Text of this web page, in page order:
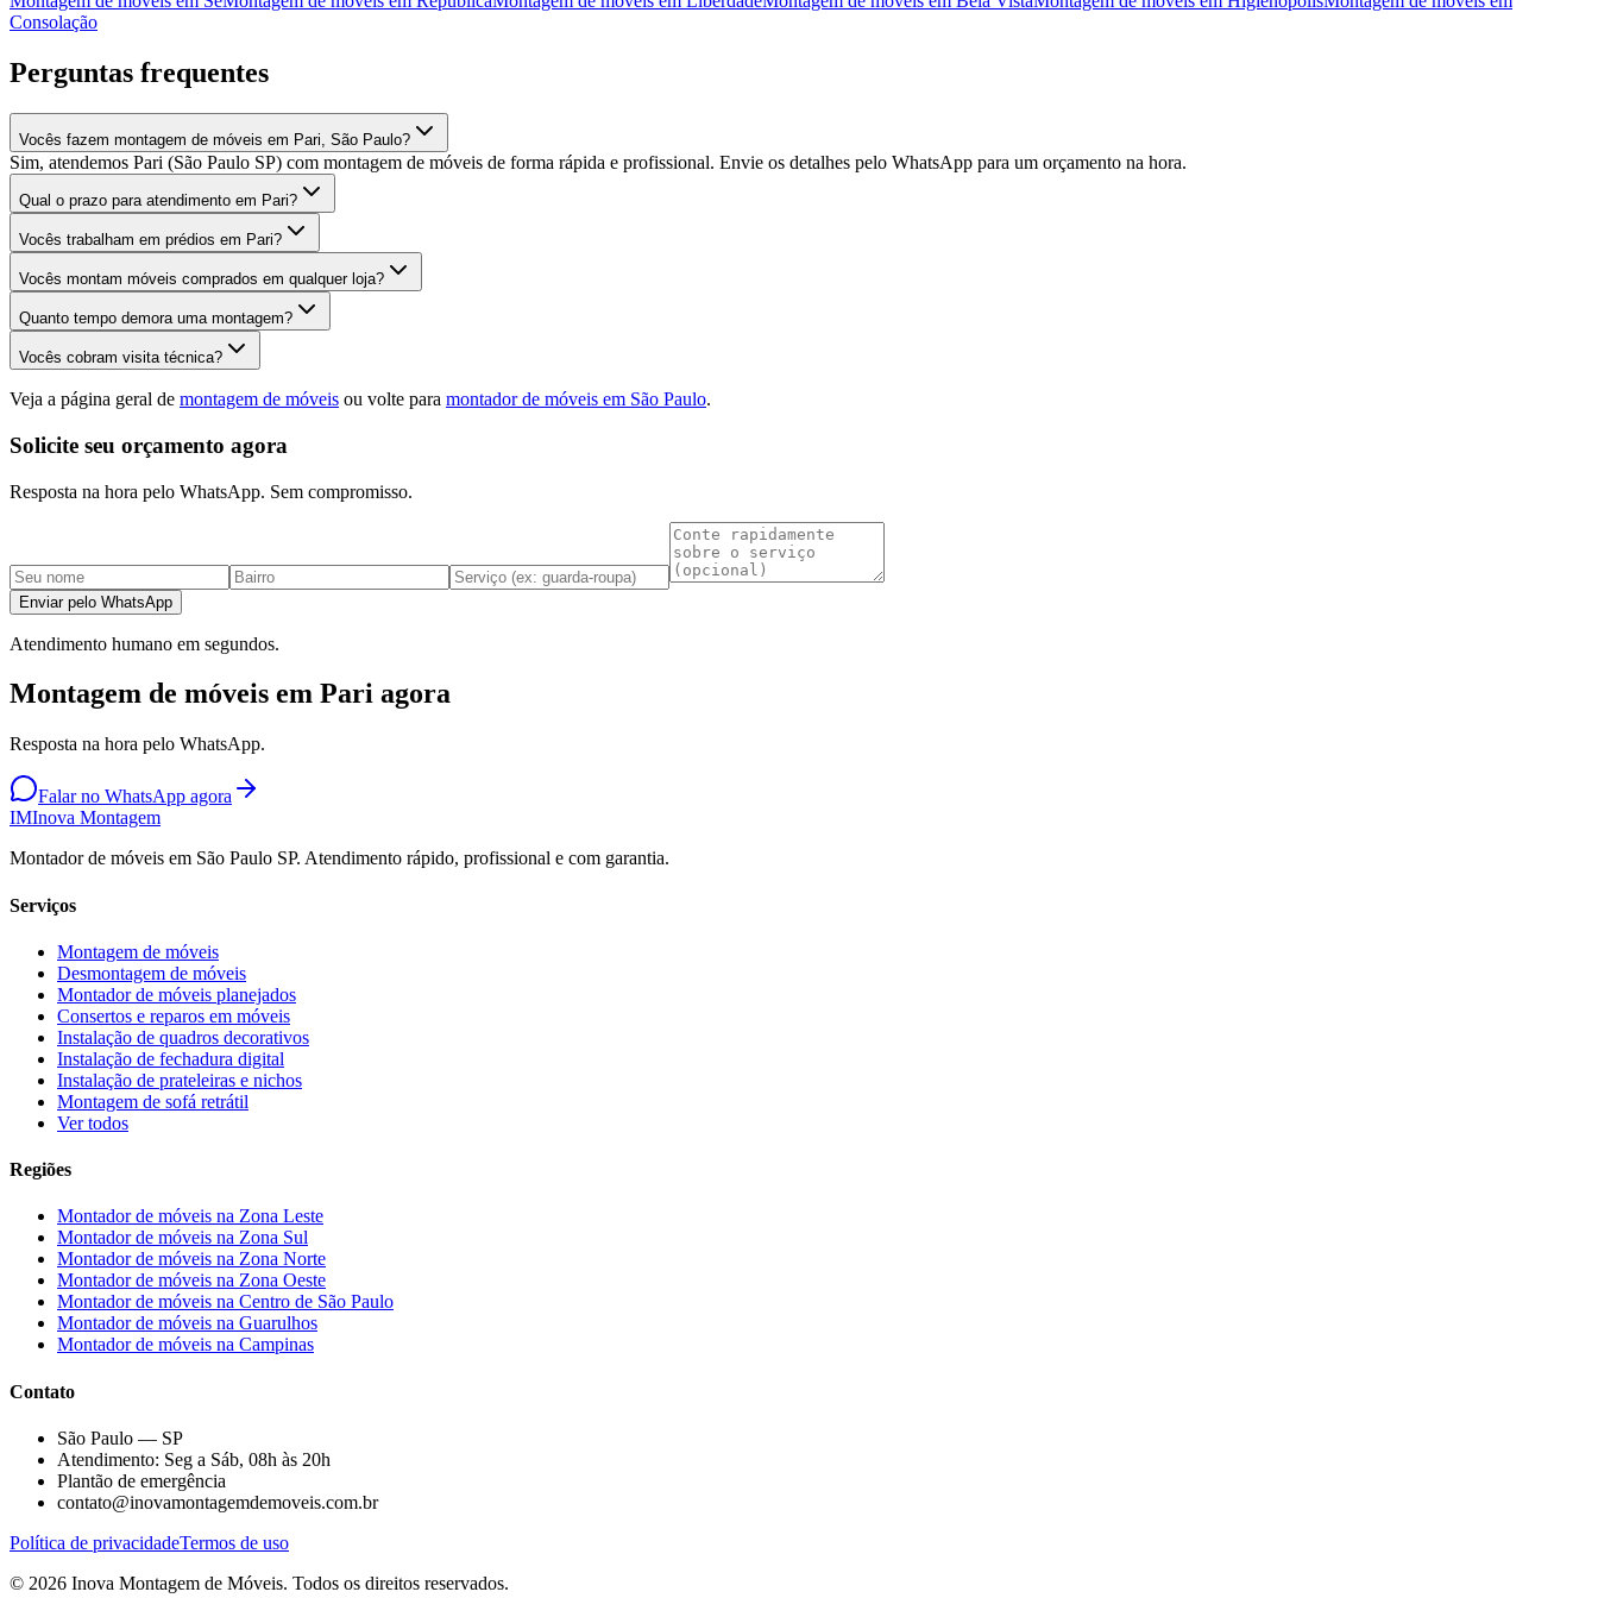
Consolação
Perguntas frequentes
Vocês fazem montagem de móveis em Pari, São Paulo?
Sim, atendemos Pari (São Paulo SP) com montagem de móveis de forma rápida e profissional. Envie os detalhes pelo WhatsApp para um orçamento na hora.
Qual o prazo para atendimento em Pari?
Vocês trabalham em prédios em Pari?
Vocês montam móveis comprados em qualquer loja?
Quanto tempo demora uma montagem?
Vocês cobram visita técnica?
Veja a página geral de montagem de móveis ou volte para montador de móveis em São Paulo.
Solicite seu orçamento agora
Resposta na hora pelo WhatsApp. Sem compromisso.
Enviar pelo WhatsApp
Atendimento humano em segundos.
Montagem de móveis em Pari agora
Resposta na hora pelo WhatsApp.
Falar no WhatsApp agora
IMInova Montagem
Montador de móveis em São Paulo SP. Atendimento rápido, profissional e com garantia.
Serviços
Montagem de móveis
Desmontagem de móveis
Montador de móveis planejados
Consertos e reparos em móveis
Instalação de quadros decorativos
Instalação de fechadura digital
Instalação de prateleiras e nichos
Montagem de sofá retrátil
Ver todos
Regiões
Montador de móveis na Zona Leste
Montador de móveis na Zona Sul
Montador de móveis na Zona Norte
Montador de móveis na Zona Oeste
Montador de móveis na Centro de São Paulo
Montador de móveis na Guarulhos
Montador de móveis na Campinas
Contato
São Paulo — SP
Atendimento: Seg a Sáb, 08h às 20h
Plantão de emergência
contato@inovamontagemdemoveis.com.br
Política de privacidadeTermos de uso
© 2026 Inova Montagem de Móveis. Todos os direitos reservados.